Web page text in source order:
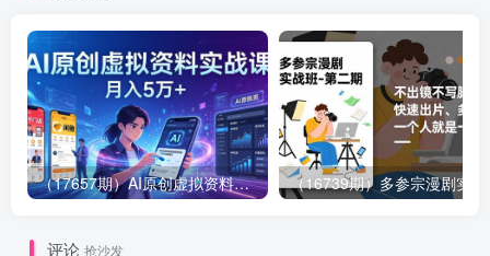
（17657期）AI原创虚拟资料实战课：2026新机会，小红书闲鱼开店，普通人用AI轻松变现，月入5万+
评论 抢沙发